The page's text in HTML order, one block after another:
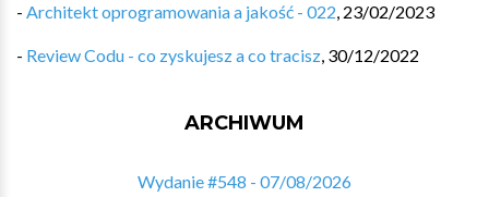
- Architekt oprogramowania a jakość - 022, 23/02/2023
- Review Codu - co zyskujesz a co tracisz, 30/12/2022
ARCHIWUM
Wydanie #548 - 07/08/2026